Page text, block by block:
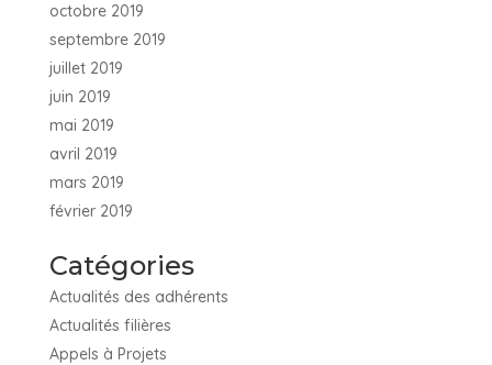
octobre 2019
septembre 2019
juillet 2019
juin 2019
mai 2019
avril 2019
mars 2019
février 2019
Catégories
Actualités des adhérents
Actualités filières
Appels à Projets